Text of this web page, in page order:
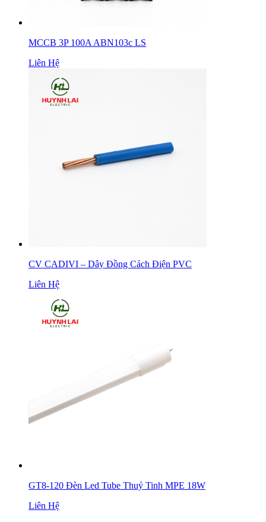
MCCB 3P 100A ABN103c LS
Liên Hệ
CV CADIVI – Dây Đồng Cách Điện PVC
Liên Hệ
GT8-120 Đèn Led Tube Thuỷ Tinh MPE 18W
Liên Hệ